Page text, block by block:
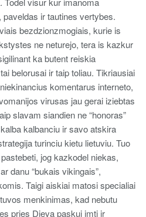
ir tautines vertybes.
bezdzionzmogiais, kurie is
ne neturejo, tera is kazkur
ka butent reiskia
belorusai ir taip toliau. Tikriausiai
komentarus interneto,
virusas jau gerai iziebtas
slavam siandien ne “honoras”
kalbanciu ir savo atskira
turinciu kietu lietuviu. Tuo
jog kazkodel niekas,
danu “bukais vikingais”,
Taigi aiskiai matosi specialiai
menkinimas, kad nebutu
pries Dieva paskui imti ir